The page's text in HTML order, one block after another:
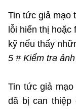
Tin tức giả mạo
lỗi hiển thị hoặc
kỹ nếu thấy
5 # Kiểm tra
Tin tức giả
đã bị can thiệp